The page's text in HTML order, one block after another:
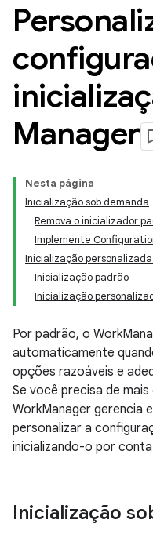
Manager
Nesta página
Inicialização sob demanda
Remova o inicializador
Implemente
Inicialização
Inicialização padrão
Inicialização
Por padrão, o
automaticamente
opções razoáveis e
Se você precisa de
WorkManager gerencia
personalizar a
inicializando-o por
Inicialização